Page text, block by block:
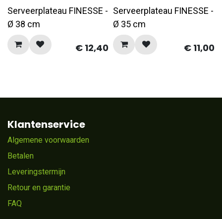
Serveerplateau FINESSE -
Ø 38 cm
€ 12,40
Serveerplateau FINESSE -
Ø 35 cm
€ 11,00
Klantenservice
Algemene voorwaarden
Betalen
Leveringstermijn
Retour en garantie
FAQ